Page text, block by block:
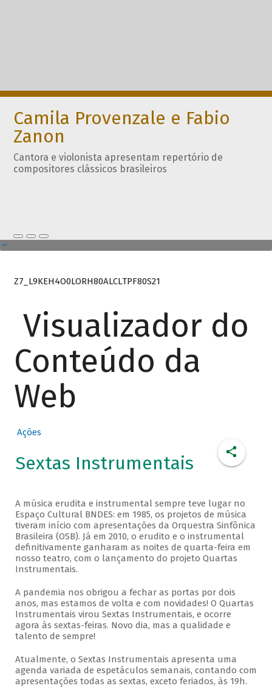
Camila Provenzale e Fabio
Zanon
Cantora e violonista apresentam repertório de
compositores clássicos brasileiros
Z7_L9KEH4O0LORH80ALCLTPF80S21
Visualizador do
Conteúdo da
Web
Ações
Sextas Instrumentais
A música erudita e instrumental sempre teve lugar no
Espaço Cultural BNDES: em 1985, os projetos de música
tiveram início com apresentações da Orquestra Sinfônica
Brasileira (OSB). Já em 2010, o erudito e o instrumental
definitivamente ganharam as noites de quarta-feira em
nosso teatro, com o lançamento do projeto Quartas
Instrumentais.
A pandemia nos obrigou a fechar as portas por dois
anos, mas estamos de volta e com novidades! O Quartas
Instrumentais virou Sextas Instrumentais, e ocorre
agora às sextas-feiras. Novo dia, mas a qualidade e
talento de sempre!
Atualmente, o Sextas Instrumentais apresenta uma
agenda variada de espetáculos semanais, contando com
apresentações todas as sextas, exceto feriados, às 19h.